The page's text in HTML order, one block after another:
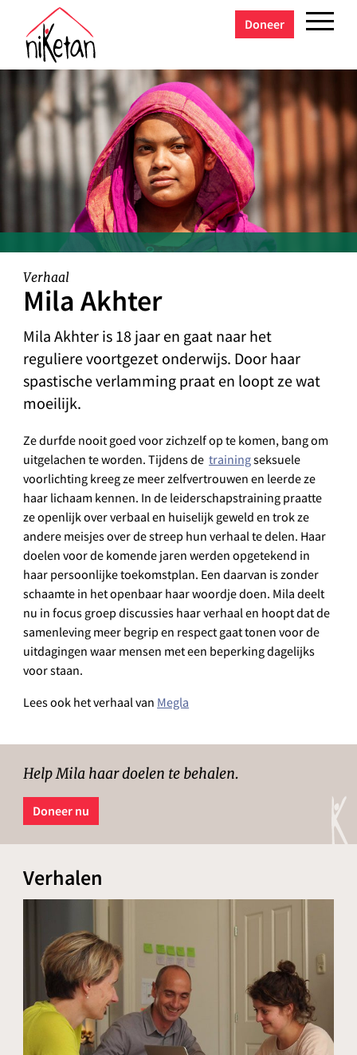
Doneer
Verhaal
Mila Akhter
Mila Akhter is 18 jaar en gaat naar het
reguliere voortgezet onderwijs. Door haar
spastische verlamming praat en loopt ze wat
moeilijk.
Ze durfde nooit goed voor zichzelf op te komen, bang om
uitgelachen te worden. Tijdens detrainingseksuele
voorlichting kreeg ze meer zelfvertrouwen en leerde ze
haar lichaam kennen. In de leiderschapstraining praatte
ze openlijk over verbaal en huiselijk geweld en trok ze
andere meisjes over de streep hun verhaal te delen. Haar
doelen voor de komende jaren werden opgetekend in
haar persoonlijke toekomstplan. Een daarvan is zonder
schaamte in het openbaar haar woordje doen. Mila deelt
nu in focus groep discussies haar verhaal en hoopt dat de
samenleving meer begrip en respect gaat tonen voor de
uitdagingen waar mensen met een beperking dagelijks
voor staan.
Lees ook het verhaal van Megla
Help Mila haar doelen te behalen.
Doneer nu
Verhalen